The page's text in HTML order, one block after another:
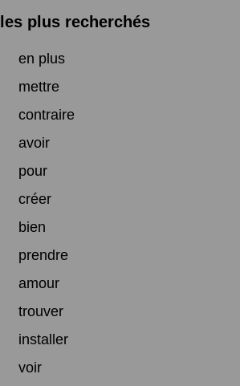
plus recherchés
en plus
mettre
contraire
avoir
pour
créer
bien
prendre
amour
trouver
installer
voir